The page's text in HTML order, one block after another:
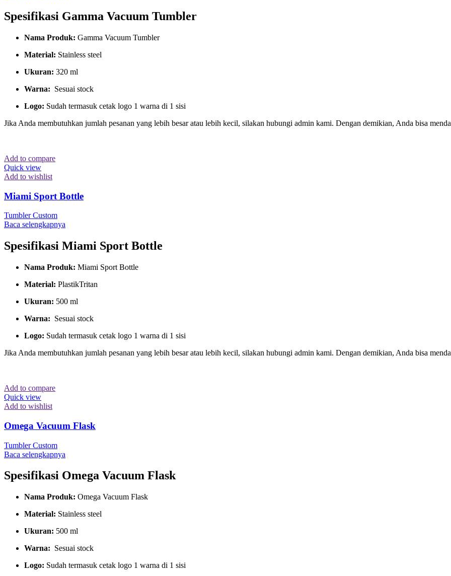
Spesifikasi Gamma Vacuum Tumbler
Nama Produk: Gamma Vacuum Tumbler
Material: Stainless steel
Ukuran: 320 ml
Warna: Sesuai stock
Logo: Sudah termasuk cetak logo 1 warna di 1 sisi
Jika Anda membutuhkan jumlah pesanan yang lebih besar atau lebih kecil, silakan hubungi admin kami. Dengan demikian, Anda bisa
Add to compare
Quick view
Add to wishlist
Miami Sport Bottle
Tumbler Custom
Baca selengkapnya
Spesifikasi Miami Sport Bottle
Nama Produk: Miami Sport Bottle
Material: PlastikTritan
Ukuran: 500 ml
Warna: Sesuai stock
Logo: Sudah termasuk cetak logo 1 warna di 1 sisi
Jika Anda membutuhkan jumlah pesanan yang lebih besar atau lebih kecil, silakan hubungi admin kami. Dengan demikian, Anda bisa
Add to compare
Quick view
Add to wishlist
Omega Vacuum Flask
Tumbler Custom
Baca selengkapnya
Spesifikasi Omega Vacuum Flask
Nama Produk: Omega Vacuum Flask
Material: Stainless steel
Ukuran: 500 ml
Warna: Sesuai stock
Logo: Sudah termasuk cetak logo 1 warna di 1 sisi